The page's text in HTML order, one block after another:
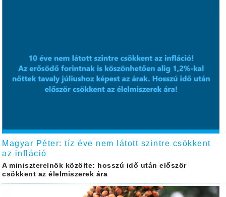
Magyar Péter: tíz éve nem látott szintre csökkent
az infláció
A miniszterelnök közölte: hosszú idő után először
csökkent az élelmiszerek ára